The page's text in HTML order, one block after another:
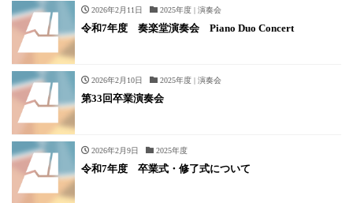
2026年2月11日 2025年度 | 演奏会
令和7年度 奏楽堂演奏会 Piano Duo Concert
2026年2月10日 2025年度 | 演奏会
第33回卒業演奏会
2026年2月9日 2025年度
令和7年度 卒業式・修了式について